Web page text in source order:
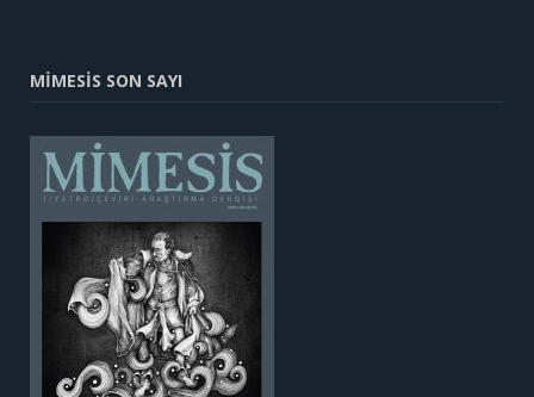
MİMESİS SON SAYI